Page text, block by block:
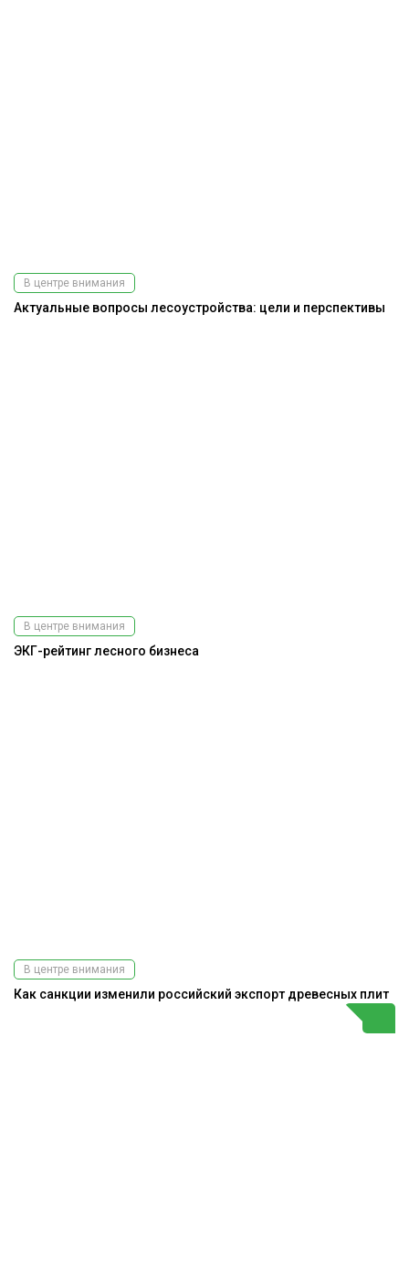
В центре внимания
Актуальные вопросы лесоустройства: цели и перспективы
В центре внимания
ЭКГ-рейтинг лесного бизнеса
В центре внимания
Как санкции изменили российский экспорт древесных плит